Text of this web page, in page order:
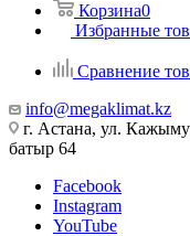
Корзина0
Избранные
Сравнение
info@megaklimat.kz
г. Астана, ул.
батыр 64
Facebook
Instagram
YouTube